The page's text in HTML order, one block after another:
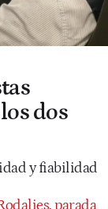
dos
y fiabilidad
parada